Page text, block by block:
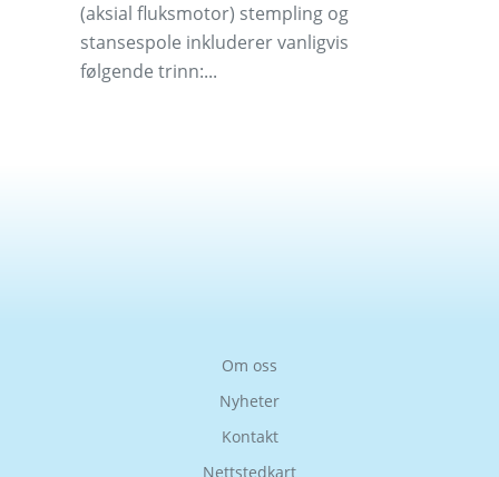
(aksial fluksmotor) stempling og
stansespole inkluderer vanligvis
følgende trinn:...
Om oss
Nyheter
Kontakt
Nettstedkart